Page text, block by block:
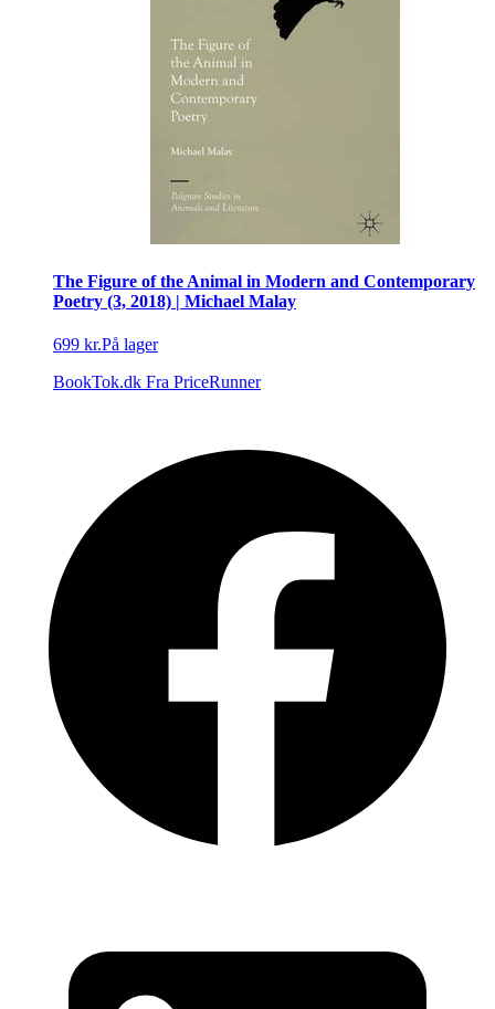
The Figure of the Animal in Modern and Contemporary
Poetry (3, 2018) | Michael Malay
699 kr.På lager
BookTok.dk Fra PriceRunner